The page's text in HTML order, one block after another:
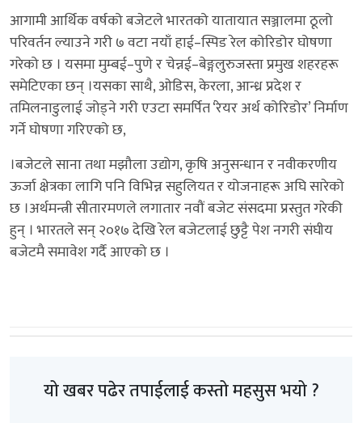
आगामी आर्थिक वर्षको बजेटले भारतको यातायात सञ्जालमा ठूलो
परिवर्तन ल्याउने गरी ७ वटा नयाँ हाई–स्पिड रेल कोरिडोर घोषणा
गरेको छ । यसमा मुम्बई–पुणे र चेन्नई–बेङ्गलुरुजस्ता प्रमुख शहरहरू
समेटिएका छन् ।यसका साथै, ओडिस, केरला, आन्ध्र प्रदेश र
तमिलनाडुलाई जोड्ने गरी एउटा समर्पित ‘रेयर अर्थ कोरिडोर’ निर्माण
गर्ने घोषणा गरिएको छ,
।बजेटले साना तथा मझौला उद्योग, कृषि अनुसन्धान र नवीकरणीय
ऊर्जा क्षेत्रका लागि पनि विभिन्न सहुलियत र योजनाहरू अघि सारेको
छ ।अर्थमन्त्री सीतारमणले लगातार नवौं बजेट संसदमा प्रस्तुत गरेकी
हुन् । भारतले सन् २०१७ देखि रेल बजेटलाई छुट्टै पेश नगरी संघीय
बजेटमै समावेश गर्दै आएको छ ।
यो खबर पढेर तपाईलाई कस्तो महसुस भयो ?